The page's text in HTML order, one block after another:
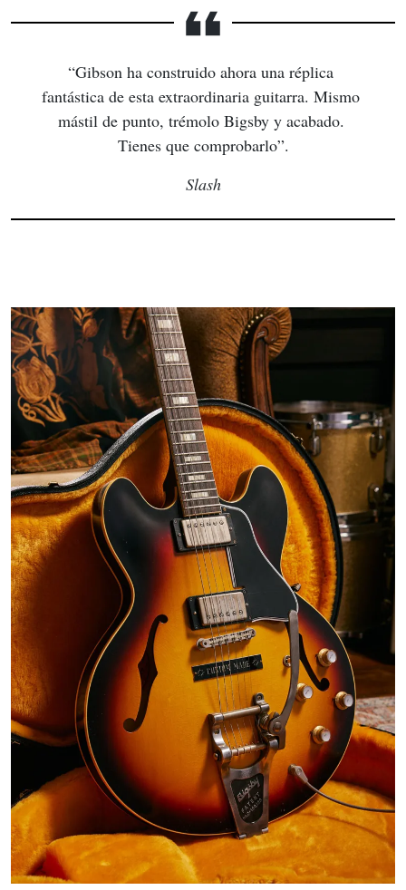
“Gibson ha construido ahora una réplica
fantástica de esta extraordinaria guitarra. Mismo
mástil de punto, trémolo Bigsby y acabado.
Tienes que comprobarlo”.
Slash